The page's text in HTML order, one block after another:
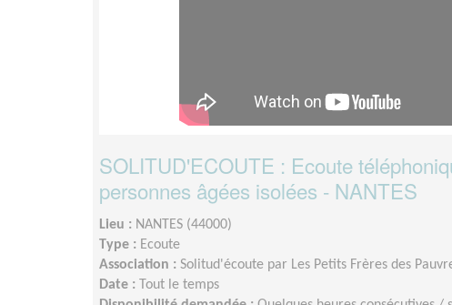
SOLITUD'ECOUTE : Ecoute
personnes âgées isolées - NANTES
Lieu : NANTES (44000)
Type : Ecoute
Association : Solitud'écoute par Les Petits Frères des
Date :
Tout le temps